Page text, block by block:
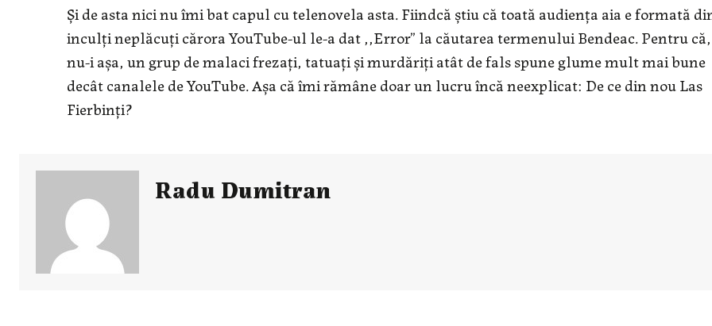
Și de asta nici nu îmi bat capul cu telenovela asta. Fiindcă știu că toată audiența aia e formată
inculți neplăcuți cărora YouTube-ul le-a dat ,,Error” la căutarea termenului Bendeac. Pentru că,
nu-i așa, un grup de malaci frezați, tatuați și murdăriți atât de fals spune glume mult mai bune
decât canalele de YouTube. Așa că îmi rămâne doar un lucru încă neexplicat: De ce din nou Las
Fierbinți?
Radu Dumitran